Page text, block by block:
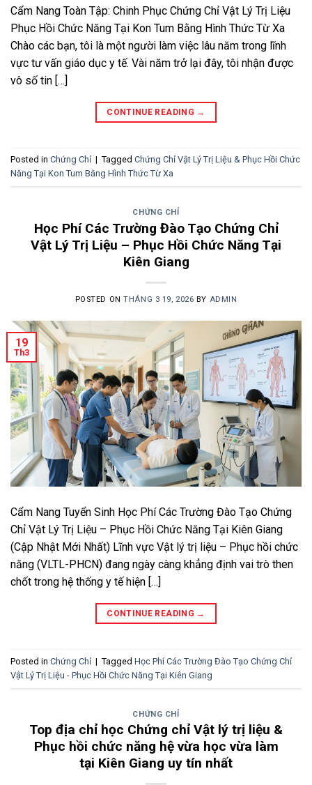
Cẩm Nang Toàn Tập: Chinh Phục Chứng Chỉ Vật Lý Trị Liệu
Phục Hồi Chức Năng Tại Kon Tum Bằng Hình Thức Từ Xa
Chào các bạn, tôi là một người làm việc lâu năm trong lĩnh
vực tư vấn giáo dục y tế. Vài năm trở lại đây, tôi nhận được
vô số tin […]
CONTINUE READING →
Posted in Chứng Chỉ | Tagged Chứng Chỉ Vật Lý Trị Liệu & Phục Hồi Chức
Năng Tại Kon Tum Bằng Hình Thức Từ Xa
CHỨNG CHỈ
Học Phí Các Trường Đào Tạo Chứng Chỉ
Vật Lý Trị Liệu – Phục Hồi Chức Năng Tại
Kiên Giang
POSTED ONTHÁNG 3 19, 2026 BY ADMIN
19
Th3
Cẩm Nang Tuyển Sinh Học Phí Các Trường Đào Tạo Chứng
Chỉ Vật Lý Trị Liệu – Phục Hồi Chức Năng Tại Kiên Giang
(Cập Nhật Mới Nhất) Lĩnh vực Vật lý trị liệu – Phục hồi chức
năng (VLTL-PHCN) đang ngày càng khẳng định vai trò then
chốt trong hệ thống y tế hiện […]
CONTINUE READING →
Posted in Chứng Chỉ | Tagged Học Phí Các Trường Đào Tạo Chứng Chỉ
Vật Lý Trị Liệu - Phục Hồi Chức Năng Tại Kiên Giang
CHỨNG CHỈ
Top địa chỉ học Chứng chỉ Vật lý trị liệu &
Phục hồi chức năng hệ vừa học vừa làm
tại Kiên Giang uy tín nhất